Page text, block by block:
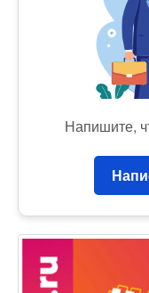
Напишите,